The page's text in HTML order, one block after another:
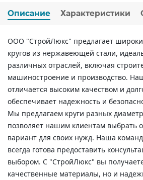
Описание Характеристики
ООО "СтройЛюкс" предлагает
кругов из нержавеющей стали,
различных отраслей, включая
машиностроение и производство.
отличается высоким качеством и
обеспечивает надежность и
Мы предлагаем круги разных
позволяет нашим клиентам выбрать
вариант для своих нужд. Наша
всегда готова предоставить
выбором. С "СтройЛюкс" вы
качественные материалы, но и